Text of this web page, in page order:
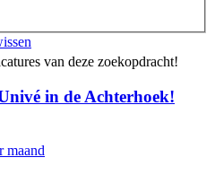
van deze zoekopdracht!
in de Achterhoek!
maand